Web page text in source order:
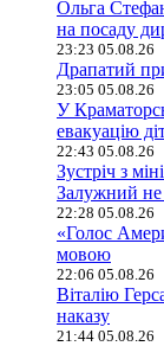
Ольга
на посаду
23:23 05.08.26
Драпатий
23:05 05.08.26
У
евакуацію
22:43 05.08.26
Зустріч з
Залужний не
22:28 05.08.26
«Голос
мовою
22:06 05.08.26
Віталію
наказу
21:44 05.08.26